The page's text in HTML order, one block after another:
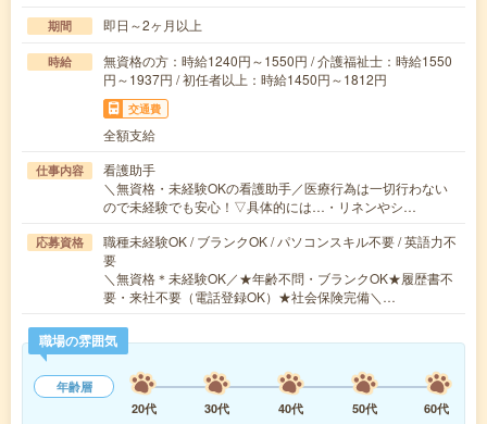
期間 即日～2ヶ月以上
時給
無資格の方：時給1240円～1550円 / 介護福祉士：時給1550
円～1937円 / 初任者以上：時給1450円～1812円
交通費
全額支給
仕事内容
看護助手
＼無資格・未経験OKの看護助手／医療行為は一切行わない
ので未経験でも安心！▽具体的には…・リネンやシ…
応募資格
職種未経験OK / ブランクOK / パソコンスキル不要 / 英語力不
要
＼無資格＊未経験OK／★年齢不問・ブランクOK★履歴書不
要・来社不要（電話登録OK）★社会保険完備＼…
職場の雰囲気
年齢層
20代
30代 40代 50代
60代